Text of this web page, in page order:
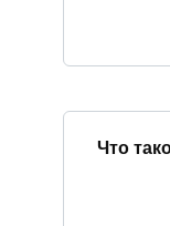
Что